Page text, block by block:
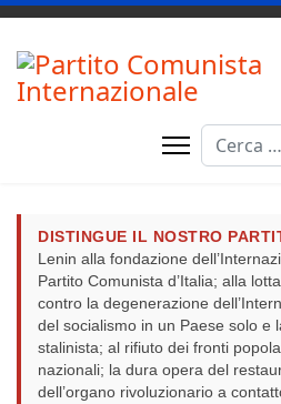
Cerca
DISTINGUE IL NOSTRO
Lenin alla fondazione
Partito Comunista d’Italia; alla
contro la degenerazione
del socialismo in un Paese solo e
stalinista; al rifiuto dei fronti
nazionali; la dura opera del
dell’organo rivoluzionario a